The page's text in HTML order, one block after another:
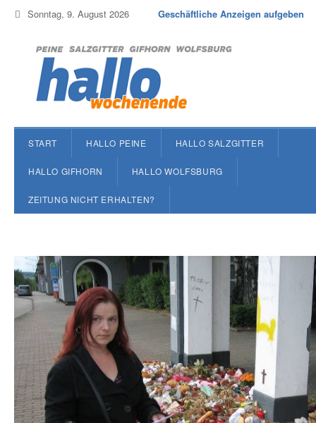
Sonntag, 9. August 2026 Geschäftliche Anzeigen aufgeben
START HALLO PEINE HALLO SALZGITTER
HALLO GIFHORN HALLO WOLFSBURG
ZEITUNG NICHT ERHALTEN?